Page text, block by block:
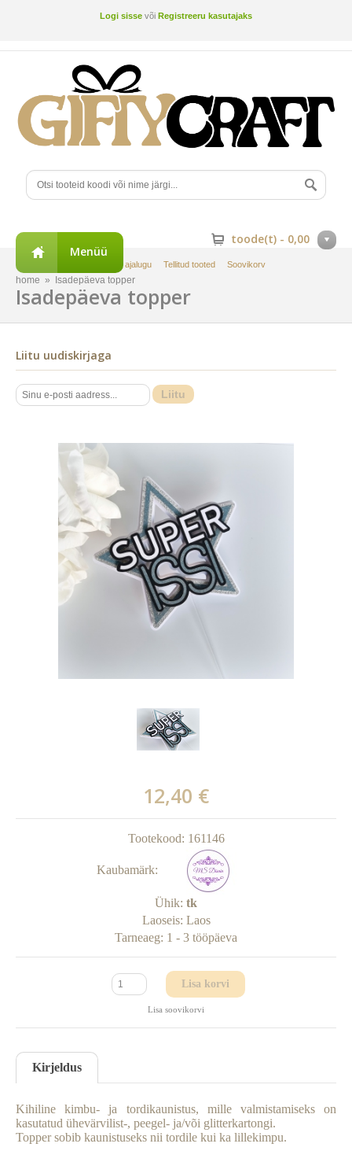
Logi sisse või Registreeru kasutajaks
toode(t) - 0,00
Tellimuste ajalugu Tellitud tooted Soovikorv
Menüü
home » Isadepäeva topper
Isadepäeva topper
Liitu uudiskirjaga
Liitu
12,40 €
Tootekood: 161146
Kaubamärk:
Ühik: tk
Laoseis: Laos
Tarneaeg: 1 - 3 tööpäeva
Lisa korvi
Lisa soovikorvi
Kirjeldus
Kihiline kimbu- ja tordikaunistus, mille valmistamiseks on
kasutatud ühevärvilist-, peegel- ja/või glitterkartongi.
Topper sobib kaunistuseks nii tordile kui ka lillekimpu.